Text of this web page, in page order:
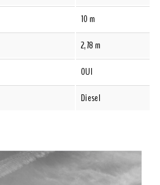
10 m
2,78 m
OUI
Diesel